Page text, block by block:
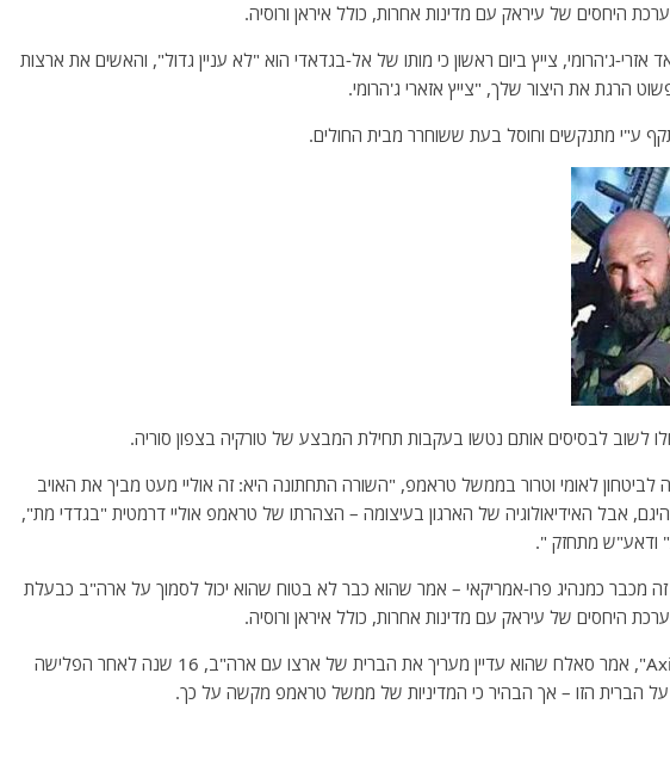
היחסים של עיראק עם מדינות אחרות, כולל איראן ורוסיה.
ג'הרומי, צייץ ביום ראשון כי מותו של אל-בגדאדי הוא "לא עניין גדול", והאשים את ארצות
הרגת את היצור שלך, "צייץ אזארי ג'הרומי.
ע"י מתנקשים וחוסל בעת ששוחרר מבית החולים.
לאומי וטרור בממשל טראמפ, "השורה התחתונה היא: זה אוליי מעט מביך את האויב
אבל האידיאולוגיה של הארגון בעיצומה – הצהרתו של טראמפ אוליי דרמטית "בגדדי מת",
ודאע"ש מתחזק ".
מכבר כמנהיג פרו-אמריקאי – אמר שהוא כבר לא בטוח שהוא יכול לסמוך על ארה"ב כבעלת
היחסים של עיראק עם מדינות אחרות, כולל איראן ורוסיה.
בראיון גלוי להפליא עם "Axios on HBO", אמר סאלח שהוא עדיין מעריך את הברית של ארצו עם ארה"ב, 16 שנה לאחר הפלישה
הברית הזו – אך הבהיר כי המדיניות של ממשל טראמפ מקשה על כך.